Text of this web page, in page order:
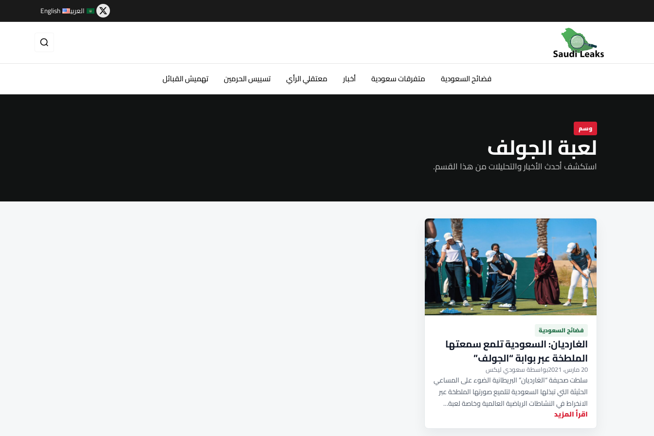
العربية English
فضائح السعودية متفرقات سعودية أخبار معتقلي الرأي تسييس الحرمين تهميش القبائل
وسم
لعبة الجولف
استكشف أحدث الأخبار والتحليلات من هذا القسم.
فضائح السعودية
الغارديان: السعودية تلمع سمعتها
الملطخة عبر بوابة “الجولف”
20 مارس، 2021 بواسطة سعودي ليكس
سلطت صحيفة “الغارديان” البريطانية الضوء على المساعي
الحثيثة التي تبذلها السعودية لتلميع صورتها الملطخة عبر
الانخراط في النشاطات الرياضية العالمية وخاصة لعبة…
اقرأ المزيد